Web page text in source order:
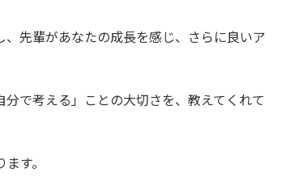
先輩があなたの成長を感じ、さらに良いア
で考える」ことの大切さを、教えてくれて
す。